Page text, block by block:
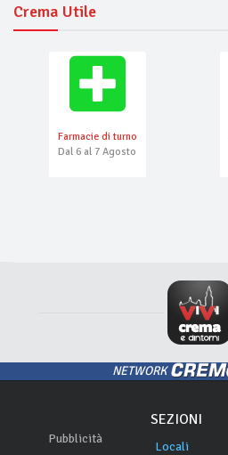
Crema Utile
Farmacie di turno
Dal 6 al 7 Agosto
NETWORK
Pubblicità
SEZIONI
Locali